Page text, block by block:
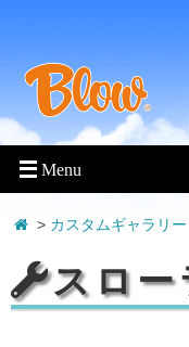
> カスタムギャラリー
スロー